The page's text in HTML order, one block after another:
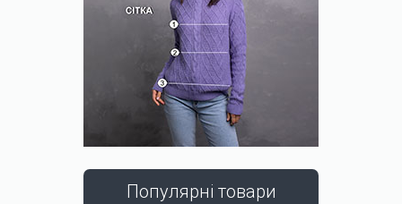
Популярні товари